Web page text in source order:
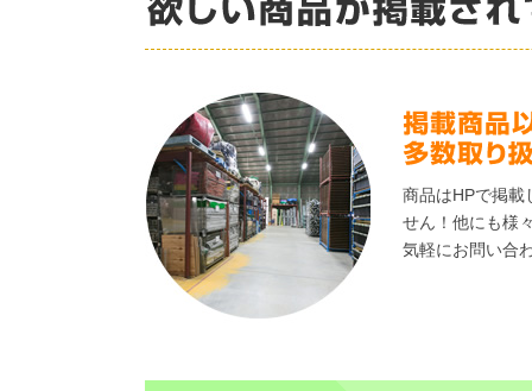
商品はHPで掲載
せん！他にも様
気軽にお問い合